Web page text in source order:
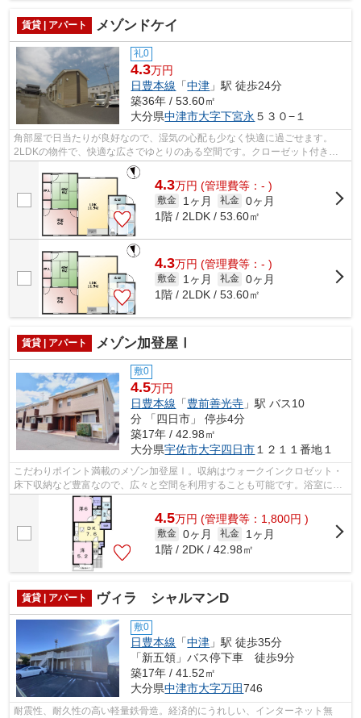
賃貸 | アパート メゾンドケイ
礼0
4.3万円
日豊本線 「中津 」駅 徒歩24分
築36年 / 53.60㎡
大分県中津市大字下宮永 ５３０−１
角部屋で日当たりが良好なので、湿気の心配も少なく快適に過ごせます。
2LDKの物件で、快適な広さでゆとりのある空間です。クローゼット付きの
物件なので、つい物が溜まりがちな方にも...
4.3万円 (管理費等：- )
敷金 1ヶ月 礼金 0ヶ月
1階 / 2LDK / 53.60㎡
4.3万円 (管理費等：- )
敷金 1ヶ月 礼金 0ヶ月
1階 / 2LDK / 53.60㎡
賃貸 | アパート メゾン加登屋Ⅰ
敷0
4.5万円
日豊本線 「豊前善光寺 」駅 バス10
分 「四日市」 停歩4分
築17年 / 42.98㎡
大分県宇佐市大字四日市 １２１１番地１
こだわりポイント満載のメゾン加登屋Ⅰ。収納はウォークインクロゼット・
床下収納など豊富なので、広々と空間を利用することも可能です。浴室に追
い焚き機能があるのでいつでも暖かいお...
4.5万円 (管理費等：1,800円 )
敷金 0ヶ月 礼金
1ヶ月
1階 / 2DK / 42.98㎡
賃貸 | アパート ヴィラ シャルマンD
敷0
日豊本線 「中津 」駅 徒歩35分
「新五領」バス停下車 徒歩9分
築17年 / 41.52㎡
大分県中津市大字万田746
耐震性、耐久性の高い軽量鉄骨造。経済的にうれしい、インターネット無